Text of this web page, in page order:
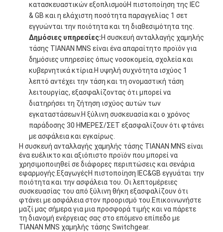
κατασκευαστικών εξοπλισμούΗ πιστοποίηση της IEC
& GB και η ελάχιστη ποσότητα παραγγελίας 1 σετ
εγγυώνται την ποιότητα και τη διαθεσιμότητα της.
Δημόσιες υπηρεσίες:Η συσκευή ανταλλαγής χαμηλής
τάσης TIANAN MNS είναι ένα απαραίτητο προϊόν για
δημόσιες υπηρεσίες όπως νοσοκομεία, σχολεία και
κυβερνητικά κτίρια.Η υψηλή συχνότητα ισχύος 1
λεπτό αντέχει την τάση και τη ονομαστική τάση
λειτουργίας, εξασφαλίζοντας ότι μπορεί να
διατηρήσει τη ζήτηση ισχύος αυτών των
εγκαταστάσεων.Η ξύλινη συσκευασία και ο χρόνος
παράδοσης 30 ΗΜΕΡΕΣ/ΣΕΤ εξασφαλίζουν ότι φτάνει
με ασφάλεια και εγκαίρως.
Η συσκευή ανταλλαγής χαμηλής τάσης TIANAN MNS είναι
ένα ευέλικτο και αξιόπιστο προϊόν που μπορεί να
χρησιμοποιηθεί σε διάφορες περιπτώσεις και σενάρια
εφαρμογής.ΕξαγωγέςΗ πιστοποίηση IEC&GB εγγυάται την
ποιότητα και την ασφάλεια του. Οι λεπτομέρειες
συσκευασίας του από ξύλινη θήκη εξασφαλίζουν ότι
φτάνει με ασφάλεια στον προορισμό του.Επικοινωνήστε
μαζί μας σήμερα για μια προσφορά τιμής και να πάρετε
τη διανομή ενέργειας σας στο επόμενο επίπεδο με
TIANAN MNS χαμηλής τάσης Switchgear.